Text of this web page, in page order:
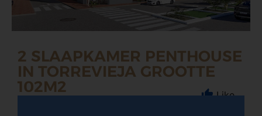
2 SLAAPKAMER PENTHOUSE
IN TORREVIEJA GROOTTE
102M2
Like